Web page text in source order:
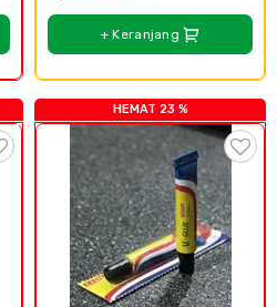
+ Keranjang
HEMAT 23 %